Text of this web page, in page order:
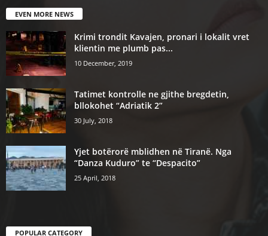
EVEN MORE NEWS
Krimi trondit Kavajen, pronari i lokalit vret
klientin me plumb pas...
10 December, 2019
Tatimet kontrolle ne gjithe bregdetin,
bllokohet “Adriatik 2”
30 July, 2018
Yjet botërorë mblidhen në Tiranë. Nga
“Danza Kuduro” te “Despacito”
25 April, 2018
POPULAR CATEGORY